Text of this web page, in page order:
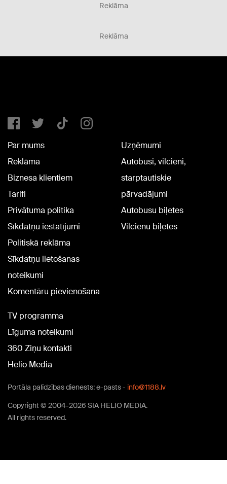
Reklāma
Reklāma
Par mums
Reklāma
Biznesa klientiem
Tarifi
Privātuma politika
Sīkdatņu iestatījumi
Politiskā reklāma
Sīkdatņu lietošanas
noteikumi
Komentāru pievienošana
Uzņēmumi
Autobusi, vilcieni,
starptautiskie
pārvadājumi
Autobusu biļetes
Vilcienu biļetes
TV programma
Līguma noteikumi
360 Ziņu kontakti
Helio Media
Portāla palīdzības dienests: e-pasts - info@1188.lv
Copyright © 2004-2026 SIA HELIO MEDIA.
All rights reserved.